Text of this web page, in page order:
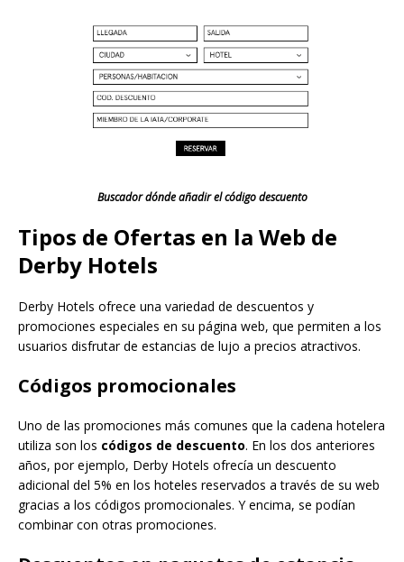
Buscador dónde añadir el código descuento
Tipos de Ofertas en la Web de
Derby Hotels
Derby Hotels ofrece una variedad de descuentos y
promociones especiales en su página web, que permiten a los
usuarios disfrutar de estancias de lujo a precios atractivos.
Códigos promocionales
Uno de las promociones más comunes que la cadena hotelera
utiliza son los códigos de descuento. En los dos anteriores
años, por ejemplo, Derby Hotels ofrecía un descuento
adicional del 5% en los hoteles reservados a través de su web
gracias a los códigos promocionales. Y encima, se podían
combinar con otras promociones.